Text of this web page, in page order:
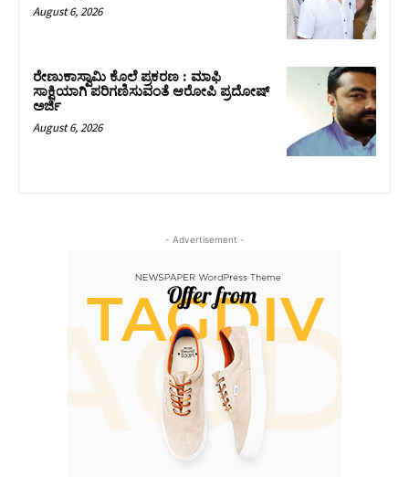
August 6, 2026
ರೇಣುಕಾಸ್ವಾಮಿ ಕೊಲೆ ಪ್ರಕರಣ : ಮಾಫಿ
ಸಾಕ್ಷಿಯಾಗಿ ಪರಿಗಣಿಸುವಂತೆ ಆರೋಪಿ ಪ್ರದೋಷ್‌
ಅರ್ಜಿ
August 6, 2026
- Advertisement -